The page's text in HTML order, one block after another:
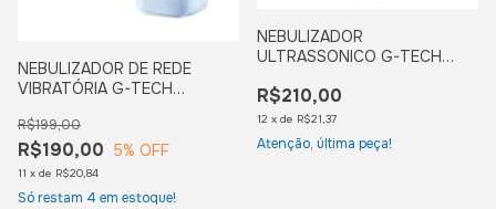
NEBULIZADOR DE REDE
VIBRATÓRIA G-TECH
R$190,00
R$199,00
5% OFF
11 x de R$20,84
Só restam 4 em estoque!
NEBULIZADOR
ULTRASSONICO G-TECH
R$210,00
12 x de R$21,37
Atenção, última peça!